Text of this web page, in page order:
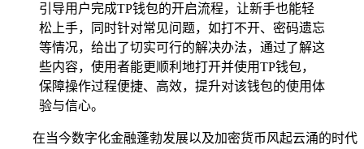
引导用户完成TP钱包的开启流程，让新手也能轻
松上手，同时针对常见问题，如打不开、密码遗忘
等情况，给出了切实可行的解决办法，通过了解这
些内容，使用者能更顺利地打开并使用TP钱包，
保障操作过程便捷、高效，提升对该钱包的使用体
验与信心。
在当今数字化金融蓬勃发展以及加密货币风起云涌的时代